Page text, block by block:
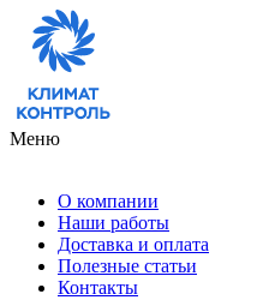
Меню
О компании
Наши работы
Доставка и оплата
Полезные статьи
Контакты